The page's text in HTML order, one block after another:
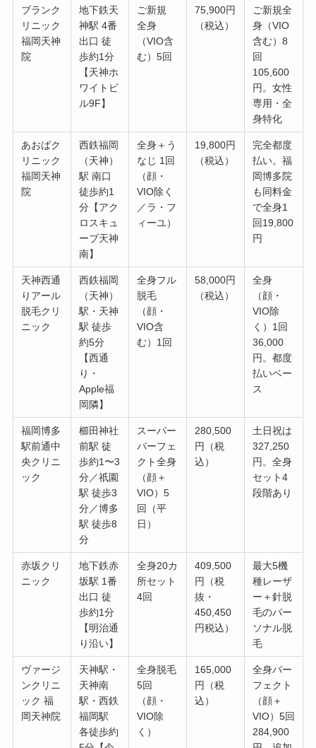
ブランク
リニック
福岡天神
院
地下鉄天
神駅 4番
出口 徒
歩約1分
【天神ホ
ワイトビ
ル9F】
ご新規
全身
（VIO含
む）5回
75,900円
（税込）
ご新規全
身（VIO
含む）8
回
105,600
円。女性
専用・全
身特化
あおばク
リニック
福岡天神
院
西鉄福岡
（天神）
駅 南口
徒歩約1
分【アク
ロスキュ
ーブ天神
南】
全身＋う
なじ 1回
（顔・
VIO除く
／ラ・フ
ィーユ）
19,800円
（税込）
完全都度
払い。福
岡博多院
も同料金
で全身1
回19,800
円
天神西通
りアール
脱毛クリ
ニック
西鉄福岡
（天神）
駅・天神
駅 徒歩
約5分
【西通
り・
Apple福
岡隣】
全身フル
脱毛
（顔・
VIO含
む）1回
58,000円
（税込）
全身
（顔・
VIO除
く）1回
36,000
円。都度
払いベー
ス
福岡博多
駅前通中
央クリニ
ック
櫛田神社
前駅 徒
歩約1〜3
分／祇園
駅 徒歩3
分／博多
駅 徒歩8
分
スーパー
パーフェ
クト全身
（顔＋
VIO）5
回（平
日）
280,500
円（税
込）
土日祝は
327,250
円。全身
セット4
段階あり
赤坂クリ
ニック
地下鉄赤
坂駅 1番
出口 徒
歩約1分
【明治通
り沿い】
全身20カ
所セット
4回
409,500
円（税
抜・
450,450
円税込）
最大5機
種レーザ
ー＋針脱
毛のパー
ソナル脱
毛
ヴァージ
ンクリニ
ック 福
岡天神院
天神駅・
天神南
駅・西鉄
福岡駅
各徒歩約
全身脱毛
5回
（顔・
VIO除
く）
165,000
円（税
込）
全身パー
フェクト
（顔＋
VIO）5回
284,900